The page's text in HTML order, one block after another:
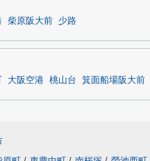
柴原阪大前 少路
大阪空港 桃山台 箕面船場阪大前